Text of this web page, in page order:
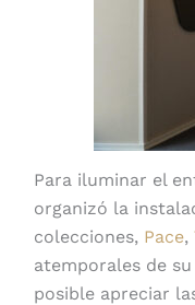
Para iluminar el
organizó la
colecciones, Pace,
atemporales de
posible apreciar